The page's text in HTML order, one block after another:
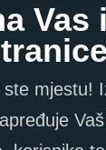
Vas
mjestu!